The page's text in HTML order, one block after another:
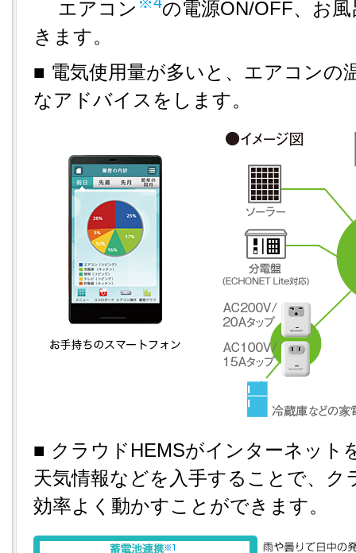
エアコン
の電源ON/OFF、お
きます。
■ 電気使用量が多いと、エアコンの
なアドバイスをします。
■ クラウドHEMSがインターネット
天気情報などを入手することで、ク
効率よく動かすことができます。